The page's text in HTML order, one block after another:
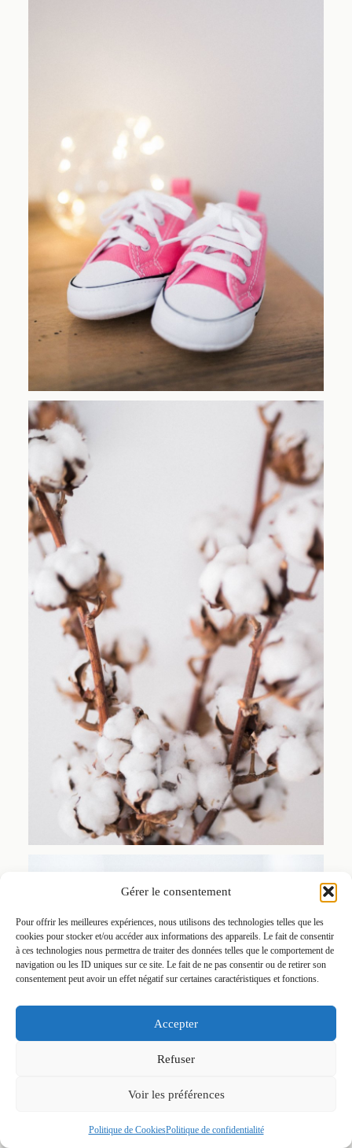
Gérer le consentement
Pour offrir les meilleures expériences, nous utilisons des technologies telles que les
cookies pour stocker et/ou accéder aux informations des appareils. Le fait de consentir
à ces technologies nous permettra de traiter des données telles que le comportement de
navigation ou les ID uniques sur ce site. Le fait de ne pas consentir ou de retirer son
consentement peut avoir un effet négatif sur certaines caractéristiques et fonctions.
Accepter
Refuser
Voir les préférences
Politique de CookiesPolitique de confidentialité